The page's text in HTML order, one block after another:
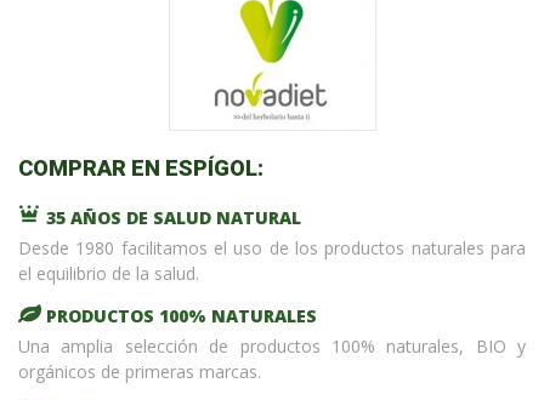
COMPRAR EN ESPÍGOL:
35 AÑOS DE SALUD NATURAL
Desde 1980 facilitamos el uso de los productos naturales para
el equilibrio de la salud.
PRODUCTOS 100% NATURALES
Una amplia selección de productos 100% naturales, BIO y
orgánicos de primeras marcas.